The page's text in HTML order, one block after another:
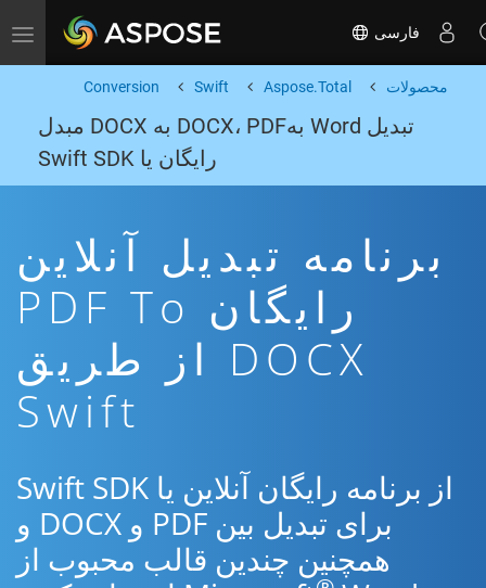
Toggle navigation فارسی
محصولات Aspose.Total
Swift
Conversion
تبدیل Word بهDOCX، PDF به DOCX مبدل
رایگان یا Swift SDK
برنامه تبدیل آنلاین
رایگان PDF To
DOCX از طریق
Swift
از برنامه رایگان آنلاین یا Swift SDK
برای تبدیل بین PDF و DOCX و
همچنین چندین قالب محبوب از